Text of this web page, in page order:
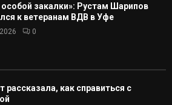
закалки»: Рустам Шарипов
к ветеранам ВДВ в Уфе
0
рассказала, как справиться с